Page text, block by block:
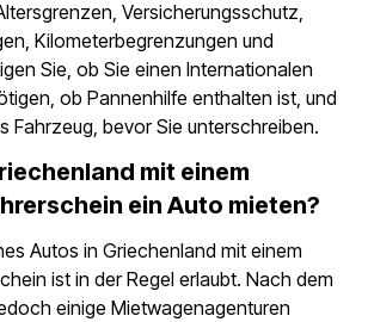
Versicherungsschutz,
Kilometerbegrenzungen und
Sie, ob Sie einen Internationalen
ob Pannenhilfe enthalten ist, und
Fahrzeug, bevor Sie unterschreiben.
mit einem
ein Auto mieten?
Autos in Griechenland mit einem
ist in der Regel erlaubt. Nach dem
einige Mietwagenagenturen